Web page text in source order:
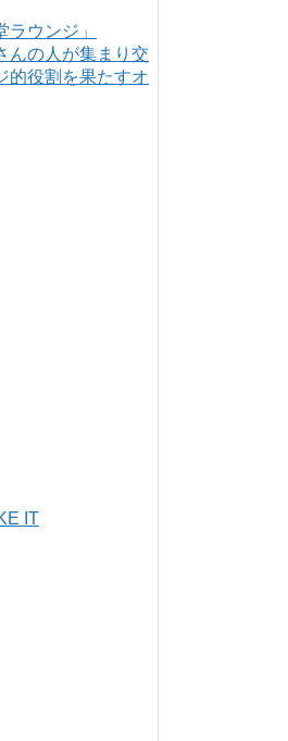
んの人が集まり交
的役割を果たすオ